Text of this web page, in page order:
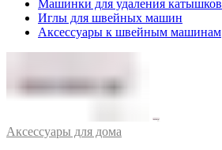
Машинки для удаления катышков
Иглы для швейных машин
Аксессуары к швейным машинам
Аксессуары для дома